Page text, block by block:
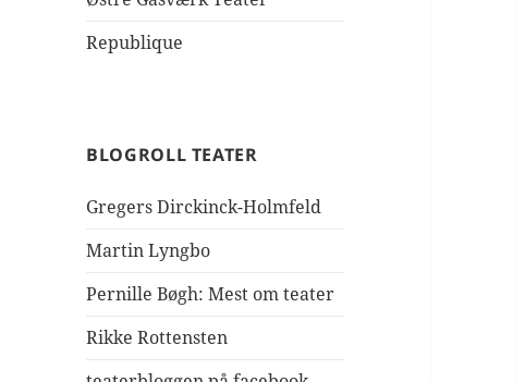
Republique
BLOGROLL TEATER
Gregers Dirckinck-Holmfeld
Martin Lyngbo
Pernille Bøgh: Mest om teater
Rikke Rottensten